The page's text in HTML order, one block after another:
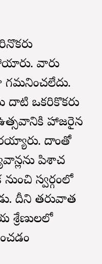
వారు
గమనించలేదు.
దాటి ఒకరికొకరు
హాజరైన
దాంతో
పిశాచ
స్వర్గంలో
దీని తరువాత
శ్రేణులలో